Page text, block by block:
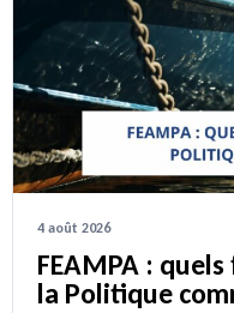
4 août 2026
FEAMPA :
la Politique